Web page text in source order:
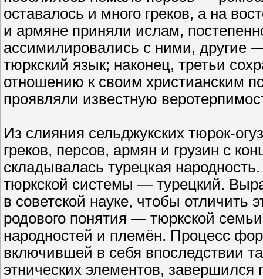
оставалось и много греков, а на
и армяне приняли ислам,
ассимилировались с ними, другие
тюркский язык; наконец, третьи
отношению к своим христианским
проявляли известную
Из слияния сельджукских тюрок-
греков, персов, армян и грузин с
складывалась турецкая
тюркской системы — турецкий.
в советской науке, чтобы отличить
родового понятия — тюркской
народностей и племён. Процесс
включившей в себя впоследствии
этнических элементов, завершился